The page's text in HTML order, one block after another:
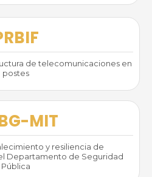
de telecomunicaciones en
postes
MIT
y resiliencia de
Departamento de Seguridad
Pública